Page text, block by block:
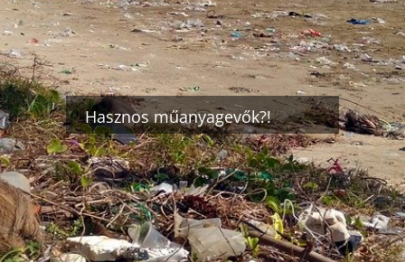
Hasznos műanyagevők?!